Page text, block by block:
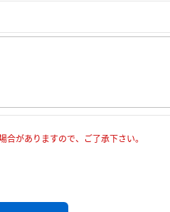
がありますので、ご了承下さい。